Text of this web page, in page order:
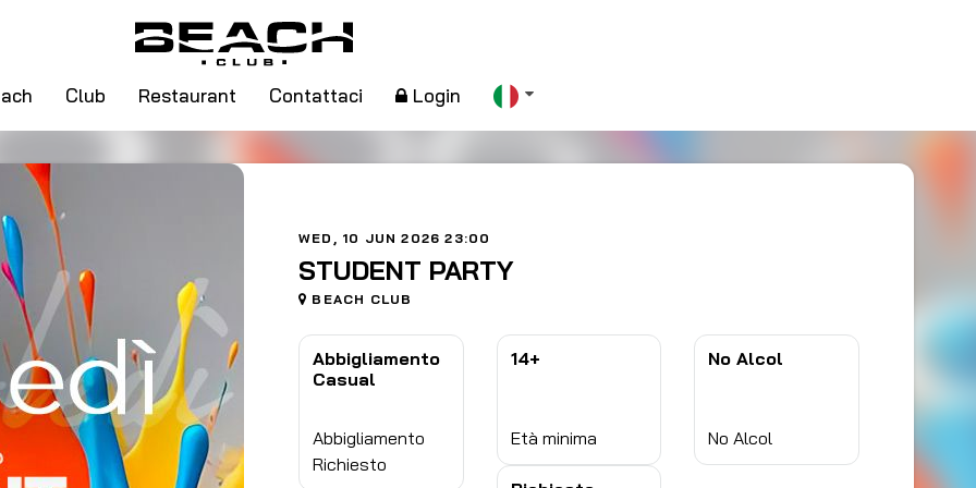
Club Restaurant Contattaci Login
WED, 10 JUN 2026 23:00
STUDENT PARTY
BEACH CLUB
Abbigliamento
Casual
Abbigliamento
Richiesto
14+
Età minima
No Alcol
No Alcol